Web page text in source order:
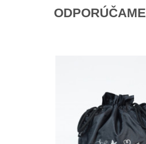
ODPORÚČAME